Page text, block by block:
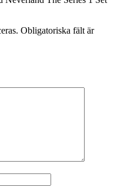
Obligatoriska fält är